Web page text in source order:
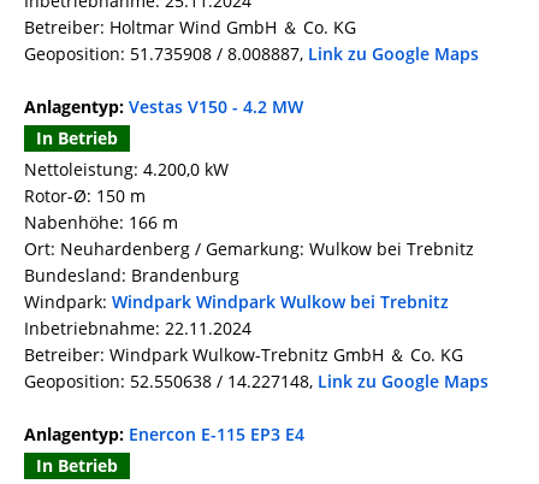
Betreiber: Holtmar Wind GmbH ＆ Co. KG
Geoposition: 51.735908 / 8.008887, Link zu Google Maps
Anlagentyp: Vestas V150 - 4.2 MW
In Betrieb
Nettoleistung: 4.200,0 kW
Rotor-Ø: 150 m
Nabenhöhe: 166 m
Ort: Neuhardenberg / Gemarkung: Wulkow bei Trebnitz
Bundesland: Brandenburg
Windpark: Windpark Windpark Wulkow bei Trebnitz
Inbetriebnahme: 22.11.2024
Betreiber: Windpark Wulkow-Trebnitz GmbH ＆ Co. KG
Geoposition: 52.550638 / 14.227148, Link zu Google Maps
Anlagentyp: Enercon E-115 EP3 E4
In Betrieb